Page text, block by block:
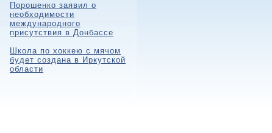
Порошенко заявил о
необходимости
международного
присутствия в Донбассе
Школа по хоккею с мячом
будет создана в Иркутской
области